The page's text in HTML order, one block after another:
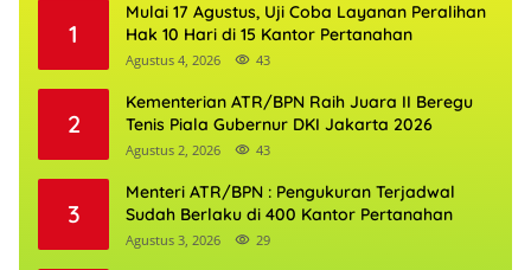
1
Mulai 17 Agustus, Uji Coba Layanan Peralihan
Hak 10 Hari di 15 Kantor Pertanahan
Agustus 4, 2026 43
2
Kementerian ATR/BPN Raih Juara II Beregu
Tenis Piala Gubernur DKI Jakarta 2026
Agustus 2, 2026 43
3
Menteri ATR/BPN : Pengukuran Terjadwal
Sudah Berlaku di 400 Kantor Pertanahan
Agustus 3, 2026 29